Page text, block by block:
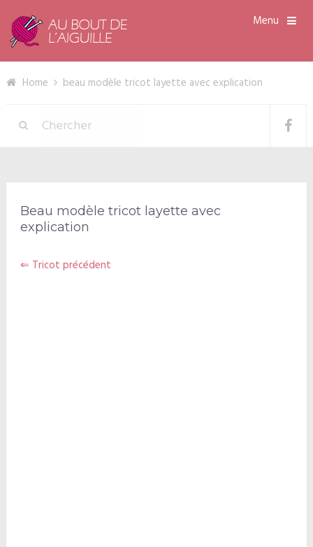
Menu
Home beau modèle tricot layette avec explication
Beau modèle tricot layette avec
explication
⇐ Tricot précédent